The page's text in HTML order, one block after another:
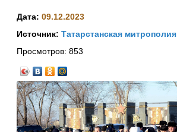
Дата: 09.12.2023
Источник: Татарстанская митрополия
Просмотров: 853